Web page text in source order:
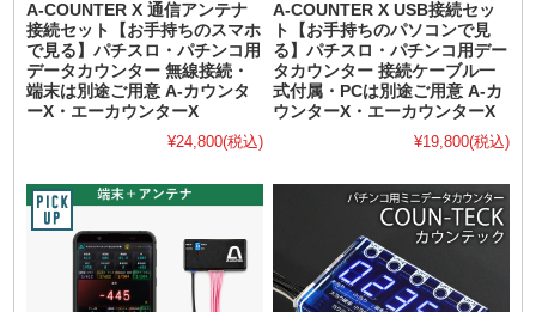
A-COUNTER X 通信アンテナ
接続セット【お手持ちのスマホ
で見る】パチスロ・パチンコ用
データカウンター 無線接続・
端末は別途ご用意 A-カウンタ
ーX・エーカウンターX
¥24,800(税込)
A-COUNTER X USB接続セッ
ト【お手持ちのパソコンで見
る】パチスロ・パチンコ用デー
タカウンター 接続ケーブル一
式付属・PCは別途ご用意 A-カ
ウンターX・エーカウンターX
¥19,800(税込)